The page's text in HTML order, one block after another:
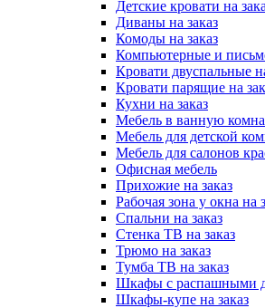
Детские кровати на
Диваны на заказ
Комоды на заказ
Компьютерные и
Кровати двуспальные
Кровати парящие на
Кухни на заказ
Мебель в ванную
Мебель для детской
Мебель для салонов
Офисная мебель
Прихожие на заказ
Рабочая зона у окна на
Спальни на заказ
Стенка ТВ на заказ
Трюмо на заказ
Тумба ТВ на заказ
Шкафы с распашными
Шкафы-купе на заказ